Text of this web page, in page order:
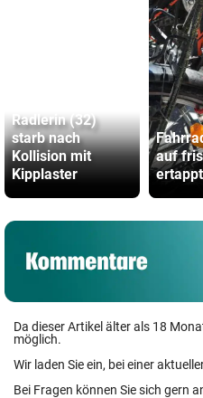
Radlerin (32)
starb nach
Kollision mit
Kipplaster
auf
ertappt
Da dieser Artikel älter als 18
möglich.
Wir laden Sie ein, bei einer
Bei Fragen können Sie sich gern